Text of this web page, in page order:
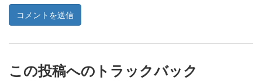
この投稿へのトラックバック